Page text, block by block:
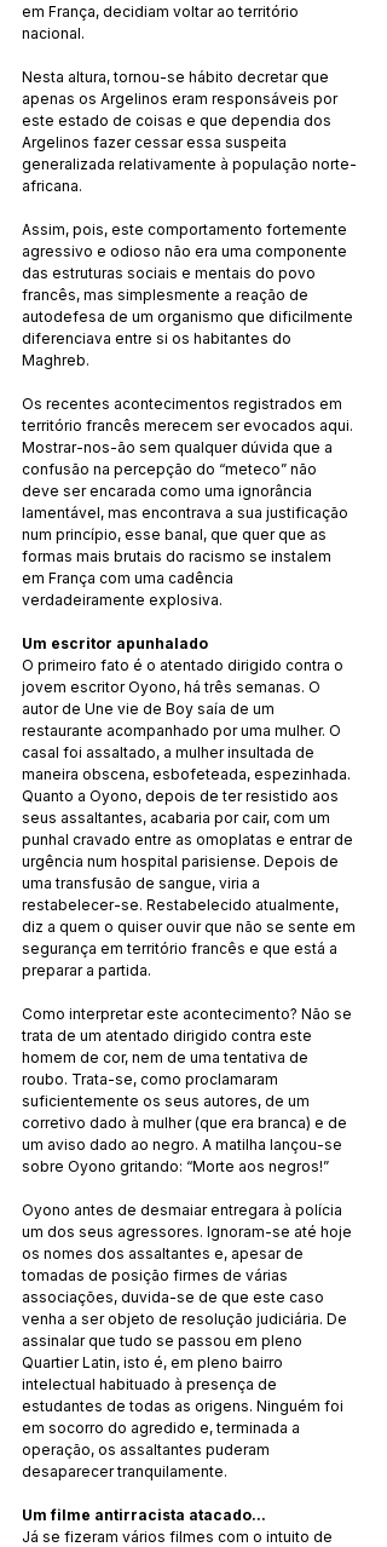
em França, decidiam voltar ao território
nacional.
Nesta altura, tornou-se hábito decretar que
apenas os Argelinos eram responsáveis por
este estado de coisas e que dependia dos
Argelinos fazer cessar essa suspeita
generalizada relativamente à população norte-
africana.
Assim, pois, este comportamento fortemente
agressivo e odioso não era uma componente
das estruturas sociais e mentais do povo
francês, mas simplesmente a reação de
autodefesa de um organismo que dificilmente
diferenciava entre si os habitantes do
Maghreb.
Os recentes acontecimentos registrados em
território francês merecem ser evocados aqui.
Mostrar-nos-ão sem qualquer dúvida que a
confusão na percepção do “meteco” não
deve ser encarada como uma ignorância
lamentável, mas encontrava a sua justificação
num princípio, esse banal, que quer que as
formas mais brutais do racismo se instalem
em França com uma cadência
verdadeiramente explosiva.
Um escritor apunhalado
O primeiro fato é o atentado dirigido contra o
jovem escritor Oyono, há três semanas. O
autor de Une vie de Boy saía de um
restaurante acompanhado por uma mulher. O
casal foi assaltado, a mulher insultada de
maneira obscena, esbofeteada, espezinhada.
Quanto a Oyono, depois de ter resistido aos
seus assaltantes, acabaria por cair, com um
punhal cravado entre as omoplatas e entrar de
urgência num hospital parisiense. Depois de
uma transfusão de sangue, viria a
restabelecer-se. Restabelecido atualmente,
diz a quem o quiser ouvir que não se sente em
segurança em território francês e que está a
preparar a partida.
Como interpretar este acontecimento? Não se
trata de um atentado dirigido contra este
homem de cor, nem de uma tentativa de
roubo. Trata-se, como proclamaram
suficientemente os seus autores, de um
corretivo dado à mulher (que era branca) e de
um aviso dado ao negro. A matilha lançou-se
sobre Oyono gritando: “Morte aos negros!”
Oyono antes de desmaiar entregara à polícia
um dos seus agressores. Ignoram-se até hoje
os nomes dos assaltantes e, apesar de
tomadas de posição firmes de várias
associações, duvida-se de que este caso
venha a ser objeto de resolução judiciária. De
assinalar que tudo se passou em pleno
Quartier Latin, isto é, em pleno bairro
intelectual habituado à presença de
estudantes de todas as origens. Ninguém foi
em socorro do agredido e, terminada a
operação, os assaltantes puderam
desaparecer tranquilamente.
Um filme antirracista atacado...
Já se fizeram vários filmes com o intuito de